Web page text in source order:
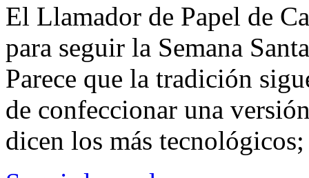
en
4
El Llamador de Papel de
para seguir la Semana
Parece que la tradición
de confeccionar una
dicen los más